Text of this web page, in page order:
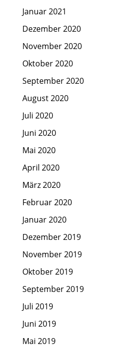
Januar 2021
Dezember 2020
November 2020
Oktober 2020
September 2020
August 2020
Juli 2020
Juni 2020
Mai 2020
April 2020
März 2020
Februar 2020
Januar 2020
Dezember 2019
November 2019
Oktober 2019
September 2019
Juli 2019
Juni 2019
Mai 2019